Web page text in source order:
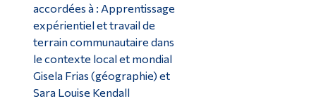
accordées à : Apprentissage
expérientiel et travail de
terrain communautaire dans
le contexte local et mondial
Gisela Frias (géographie) et
Sara Louise Kendall